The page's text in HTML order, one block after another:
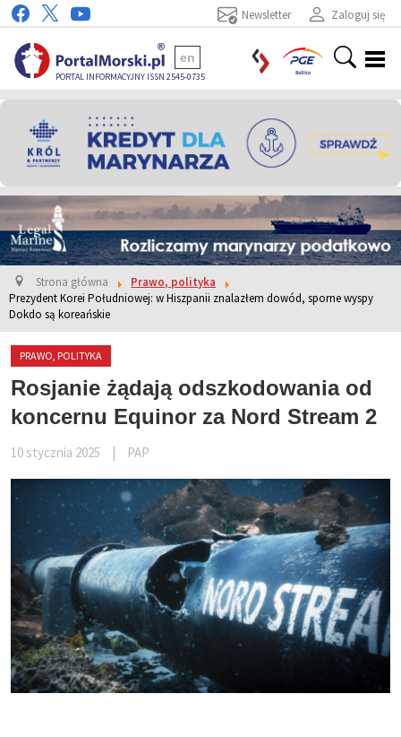
Zaloguj się
Newsletter
PORTAL INFORMACYJNY ISSN 2545-0735
en
Strona główna
Prawo, polityka
Prezydent Korei Południowej: w Hiszpanii znalazłem dowód, sporne wyspy
Dokdo są koreańskie
PRAWO, POLITYKA
Rosjanie żądają odszkodowania od
koncernu Equinor za Nord Stream 2
10 stycznia 2025 PAP